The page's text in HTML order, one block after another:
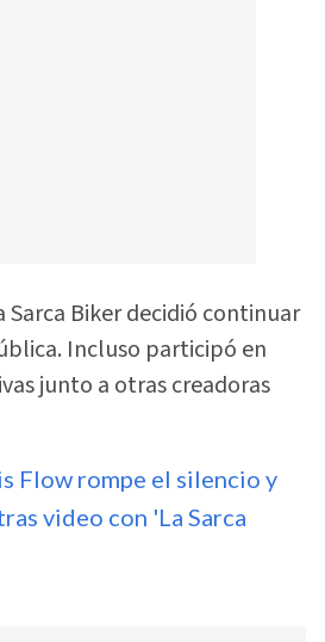
Sarca Biker decidió continuar
Incluso participó en
junto a otras creadoras
Flow rompe el silencio y
video con 'La Sarca